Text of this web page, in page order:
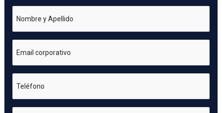
Nombre y Apellido
Email corporativo
Teléfono